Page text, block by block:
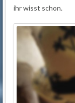
ihr wisst schon.